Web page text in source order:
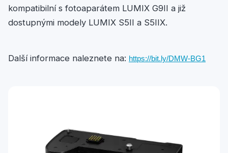
kompatibilní s fotoaparátem LUMIX G9II a již
dostupnými modely LUMIX S5II a S5IIX.
Další informace naleznete na: https://bit.ly/DMW-BG1